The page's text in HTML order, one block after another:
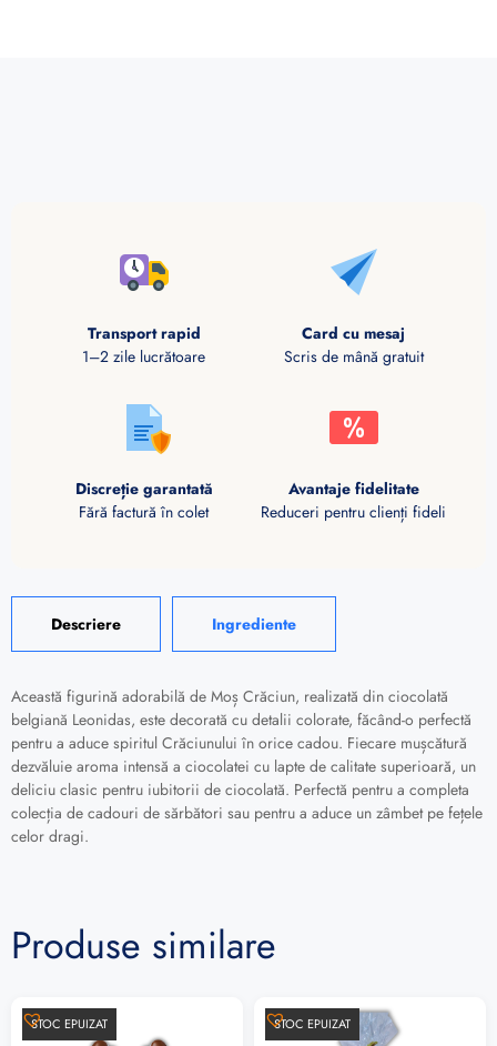
Transport rapid
1–2 zile lucrătoare
Card cu mesaj
Scris de mână gratuit
Discreție garantată
Fără factură în colet
Avantaje fidelitate
Reduceri pentru clienți fideli
Descriere Ingrediente
Această figurină adorabilă de Moș Crăciun, realizată din ciocolată
belgiană Leonidas, este decorată cu detalii colorate, făcând-o perfectă
pentru a aduce spiritul Crăciunului în orice cadou. Fiecare mușcătură
dezvăluie aroma intensă a ciocolatei cu lapte de calitate superioară, un
deliciu clasic pentru iubitorii de ciocolată. Perfectă pentru a completa
colecția de cadouri de sărbători sau pentru a aduce un zâmbet pe fețele
celor dragi.
Produse similare
STOC EPUIZAT STOC EPUIZAT